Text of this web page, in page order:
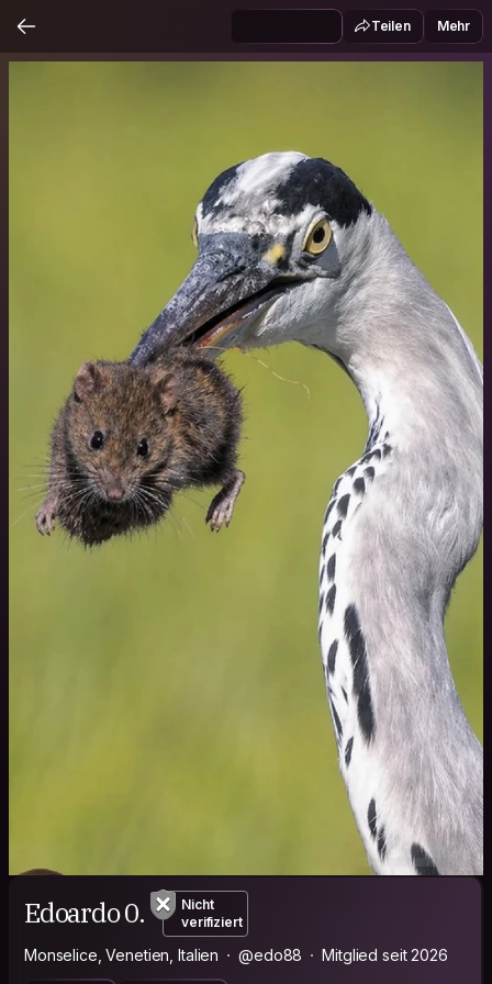
Teilen Mehr
Edoardo 0.
Nicht
verifiziert
Monselice, Venetien, Italien @edo88 Mitglied seit 2026